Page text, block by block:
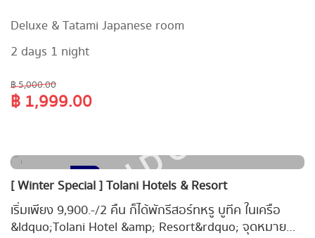
เกี๊ยวซ่าและเครื่องดื่ม เริ่มต้น 1,999.-/คืน
Deluxe & Tatami Japanese room
2 days 1 night
฿ 5,000.00
฿ 1,999.00
70
Vouchers
DaysSOLD OUT
[ Winter Special ] Tolani Hotels & Resort
เริ่มเพียง 9,900.-/2 คืน ก็ได้พักรีสอร์ทหรู บูทีค ในเครือ
&ldquo;Tolani Hotel &amp; Resort&rdquo; จุดหมาย